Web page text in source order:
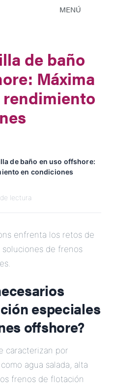
MENÚ
de baño
Máxima
de baño en uso offshore:
en condiciones
lectura
enfrenta los retos de
de frenos
especiales
offshore?
caracterizan por
como agua salada, alta
frenos de flotación